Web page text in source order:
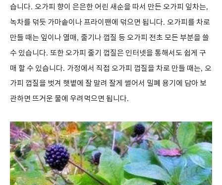
습니다. 오가피 향이 은은한 어린 새순을 따서 만든 오가피 잎차는,
녹차를 덖듯 가마솥이나 프라이팬에 덖으면 됩니다. 오가피를 차로
만들 때는 잎이나 열매 , 줄기나 껍질 등 오가피 전초 모든 부분을 쓸
수 있습니다. 또한 오가피 줄기 껍질은 인터넷을 통해서도 쉽게 구
매 할 수 있습니다. 가정에서 직접 오가피 껍질을 차로 만들 때는, 오
가피 껍질을 벗겨 햇볕에 잘 말려 잘게 썰어서 밀폐 용기에 담아 보
관하면 뜨거운 물에 우려먹으면 됩니다.